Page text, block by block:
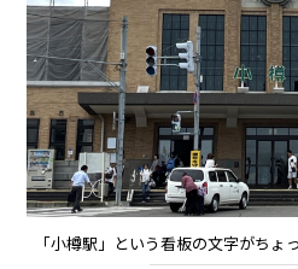
「小樽駅」という看板の文字がち